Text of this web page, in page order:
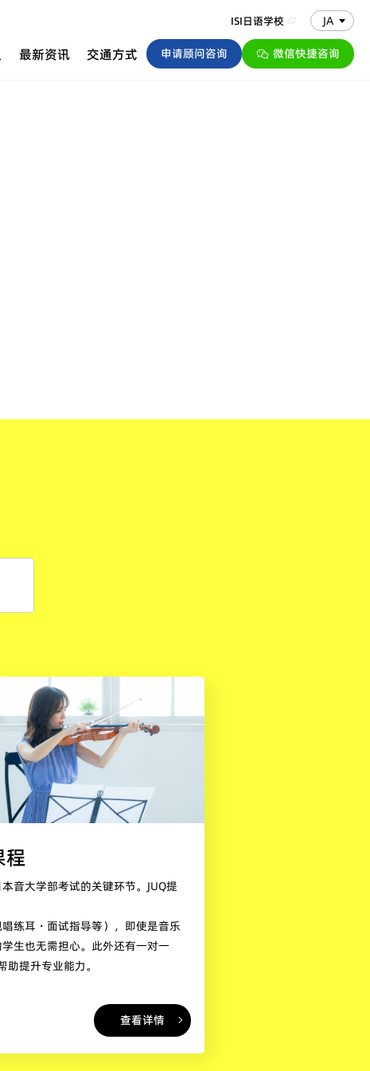
ISI日语学校 JA
最新资讯 交通方式 申请顾问咨询 微信快捷咨询
程
音大学部考试的关键环节。JUQ提
唱练耳・面试指导等），即使是音乐
生也无需担心。此外还有一对一
助提升专业能力。
查看详情